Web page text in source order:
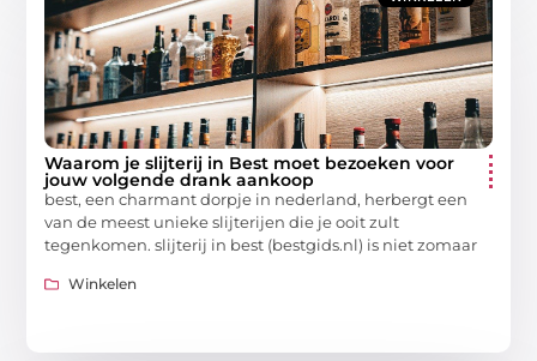
Waarom je slijterij in Best moet bezoeken voor
jouw volgende drank aankoop
best, een charmant dorpje in nederland, herbergt een
van de meest unieke slijterijen die je ooit zult
tegenkomen. slijterij in best (bestgids.nl) is niet zomaar
Winkelen